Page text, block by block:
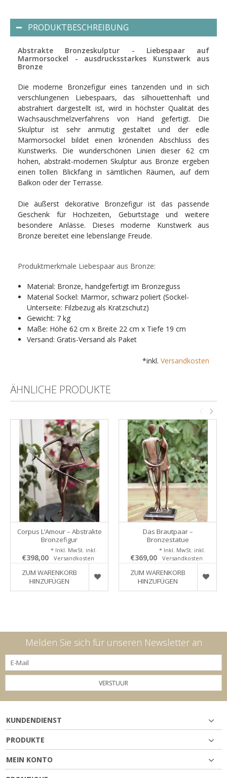
PRODUKTBESCHREIBUNG
Abstrakte Bronzeskulptur - Liebespaar auf
Marmorsockel - ausdrucksstarkes Kunstwerk aus
Bronze
Die moderne Bronzefigur eines tanzenden und in sich
verschlungenen Liebespaars, das silhouettenhaft und
abstrahiert dargestellt ist, wird in höchster Qualität des
Wachsauschmelzverfahrens von Hand gefertigt. Die
Skulptur ist sehr anmutig gestaltet und der edle
Marmorsockel bildet einen krönenden Abschluss des
Kunstwerks. Die wunderschönen Linien dieser 62 cm
hohen, abstrakt-modernen Skulptur aus Bronze ergeben
einen tollen Blickfang in sämtlichen Räumen, auf dem
Balkon oder der Terrasse.
Die äußerst dekorative Bronzefigur ist das passende
Geschenk für Hochzeiten, Geburtstage und weitere
besondere Anlässe. Dieses moderne Kunstwerk aus
Bronze bereitet eine lebenslange Freude.
Produktmerkmale Liebespaar aus Bronze:
Material: Bronze, handgefertigt im Bronzeguss
Material Sockel: Marmor, schwarz poliert (Sockel-
Unterseite: Filzbezug als Kratzschutz)
Gewicht: 7 kg
Maße: Höhe 62 cm x Breite 22 cm x Tiefe 19 cm
Versand: Gratis-Versand als Paket
*inkl. Versandkosten
ÄHNLICHE PRODUKTE
Corpus L’Amour – Abstrakte
Bronzefigur
€398,00
* Inkl. MwSt. inkl.
Versandkosten
ZUM WARENKORB
HINZUFÜGEN
Das Brautpaar –
Bronzestatue
€369,00
* Inkl. MwSt. inkl.
Versandkosten
ZUM WARENKORB
HINZUFÜGEN
Melden Sie sich für unseren Newsletter an
VERSTUUR
KUNDENDIENST
PRODUKTE
MEIN KONTO